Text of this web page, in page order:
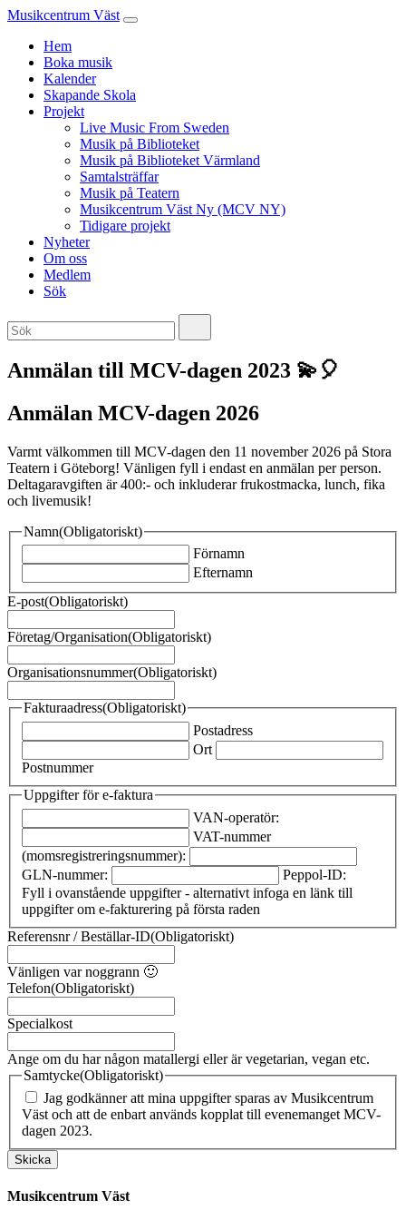
Musikcentrum Väst
Hem
Boka musik
Kalender
Skapande Skola
Projekt
Live Music From Sweden
Musik på Biblioteket
Musik på Biblioteket Värmland
Samtalsträffar
Musik på Teatern
Musikcentrum Väst Ny (MCV NY)
Tidigare projekt
Nyheter
Om oss
Medlem
Sök
Anmälan till MCV-dagen 2023 💫🎈
Anmälan MCV-dagen 2026
Varmt välkommen till MCV-dagen den 11 november 2026 på Stora
Teatern i Göteborg! Vänligen fyll i endast en anmälan per person.
Deltagaravgiften är 400:- och inkluderar frukostmacka, lunch, fika
och livemusik!
Namn(Obligatoriskt)
Förnamn
Efternamn
E-post(Obligatoriskt)
Företag/Organisation(Obligatoriskt)
Organisationsnummer(Obligatoriskt)
Fakturaadress(Obligatoriskt)
Postadress
Ort
Postnummer
Uppgifter för e-faktura
VAN-operatör:
VAT-nummer
(momsregistreringsnummer):
GLN-nummer:
Peppol-ID:
Fyll i ovanstående uppgifter - alternativt infoga en länk till
uppgifter om e-fakturering på första raden
Referensnr / Beställar-ID(Obligatoriskt)
Vänligen var noggrann 🙂
Telefon(Obligatoriskt)
Specialkost
Ange om du har någon matallergi eller är vegetarian, vegan etc.
Samtycke(Obligatoriskt)
Jag godkänner att mina uppgifter sparas av Musikcentrum
Väst och att de enbart används kopplat till evenemanget MCV-
dagen 2023.
Musikcentrum Väst